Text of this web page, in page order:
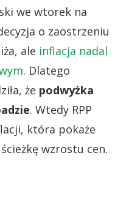
we wtorek na
o zaostrzeniu
ale inflacja nadal
. Dlatego
że podwyżka
. Wtedy RPP
która pokaże
wzrostu cen.